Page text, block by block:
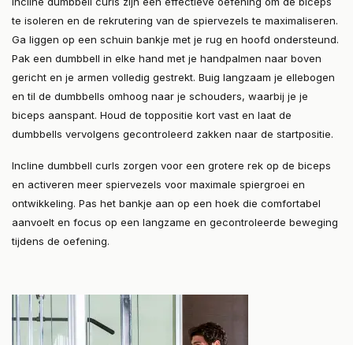
te isoleren en de rekrutering van de spiervezels te maximaliseren.
Ga liggen op een schuin bankje met je rug en hoofd ondersteund.
Pak een dumbbell in elke hand met je handpalmen naar boven
gericht en je armen volledig gestrekt. Buig langzaam je ellebogen
en til de dumbbells omhoog naar je schouders, waarbij je je
biceps aanspant. Houd de toppositie kort vast en laat de
dumbbells vervolgens gecontroleerd zakken naar de startpositie.
Incline dumbbell curls zorgen voor een grotere rek op de biceps
en activeren meer spiervezels voor maximale spiergroei en
ontwikkeling. Pas het bankje aan op een hoek die comfortabel
aanvoelt en focus op een langzame en gecontroleerde beweging
tijdens de oefening.